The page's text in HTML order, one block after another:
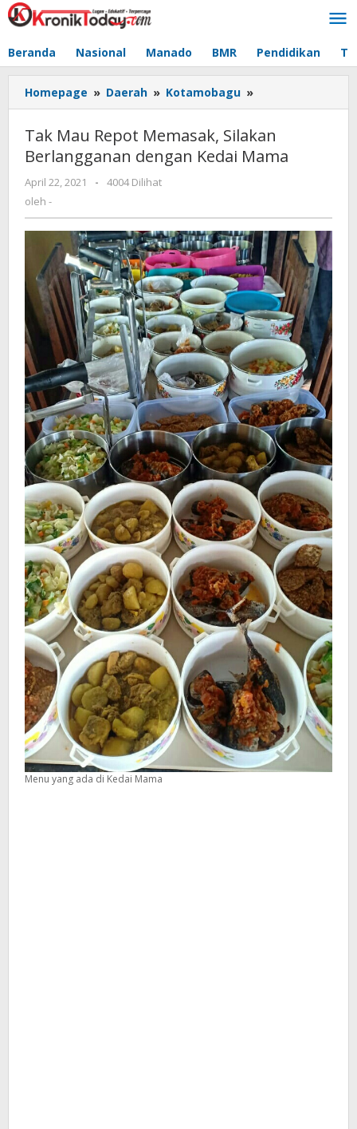
Lewati
ke
Beranda Nasional Manado BMR Pendidikan
Homepage » Daerah » Kotamobagu »
Mau
Memasak,
Silakan
Tak Mau Repot Memasak, Silakan
Berlangganan dengan Kedai Mama
April 22, 2021
oleh
-
4004 Dilihat
oleh -
Menu yang ada di Kedai Mama